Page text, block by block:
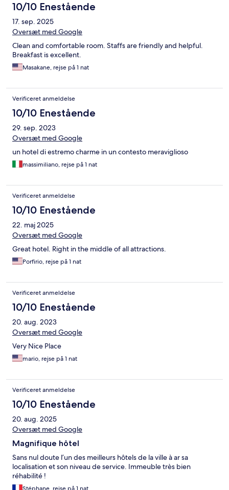
10/10 Enestående
17. sep. 2025
Oversæt med Google
Clean and comfortable room. Staffs are friendly and helpful.
Breakfast is excellent.
Masakane, rejse på 1 nat
Verificeret anmeldelse
10/10 Enestående
29. sep. 2023
Oversæt med Google
un hotel di estremo charme in un contesto meraviglioso
massimiliano, rejse på 1 nat
Verificeret anmeldelse
10/10 Enestående
22. maj 2025
Oversæt med Google
Great hotel. Right in the middle of all attractions.
Porfirio, rejse på 1 nat
Verificeret anmeldelse
10/10 Enestående
20. aug. 2023
Oversæt med Google
Very Nice Place
mario, rejse på 1 nat
Verificeret anmeldelse
10/10 Enestående
20. aug. 2025
Oversæt med Google
Magnifique hôtel
Sans nul doute l’un des meilleurs hôtels de la ville à ar sa
localisation et son niveau de service. Immeuble très bien
réhabilité !